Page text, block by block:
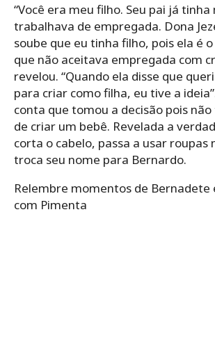
“Você era meu filho. Seu pai já
trabalhava de empregada. Dona
soube que eu tinha filho, pois ela é
que não aceitava empregada com
revelou. “Quando ela disse que
para criar como filha, eu tive a
conta que tomou a decisão pois
de criar um bebê. Revelada a
corta o cabelo, passa a usar roupas
troca seu nome para Bernardo.
Relembre momentos de Bernadete
com Pimenta